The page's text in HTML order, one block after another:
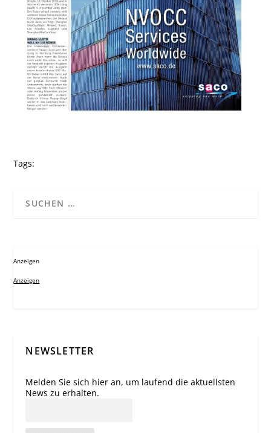
Tags:
Anzeigen
Anzeigen
NEWSLETTER
Melden Sie sich hier an, um laufend die aktuellsten
News zu erhalten.